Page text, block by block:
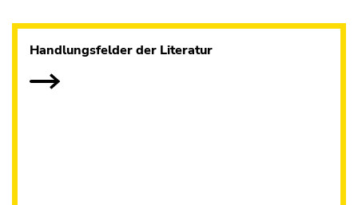
Handlungsfelder der Literatur